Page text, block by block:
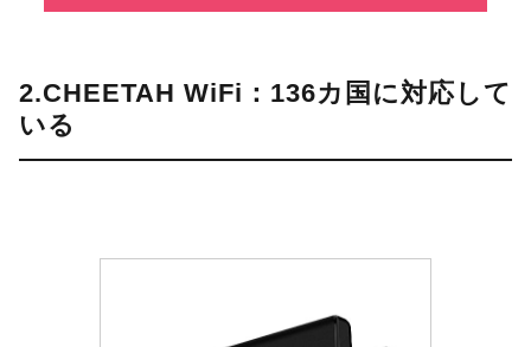
2.CHEETAH WiFi：136カ国に対応して
いる